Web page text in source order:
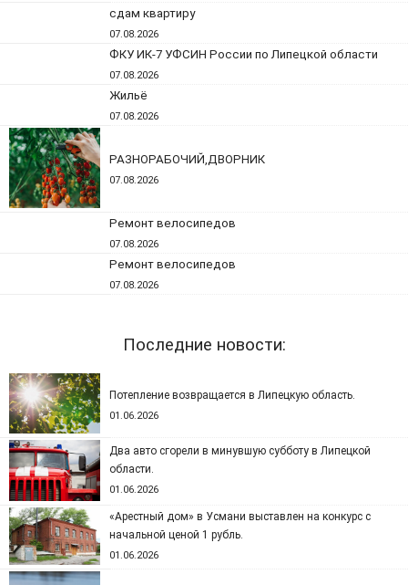
сдам квартиру
07.08.2026
ФКУ ИК-7 УФСИН России по Липецкой области
07.08.2026
Жильё
07.08.2026
РАЗНОРАБОЧИЙ,ДВОРНИК
07.08.2026
Ремонт велосипедов
07.08.2026
Ремонт велосипедов
07.08.2026
Последние новости:
Потепление возвращается в Липецкую область.
01.06.2026
Два авто сгорели в минувшую субботу в Липецкой
области.
01.06.2026
«Арестный дом» в Усмани выставлен на конкурс с
начальной ценой 1 рубль.
01.06.2026